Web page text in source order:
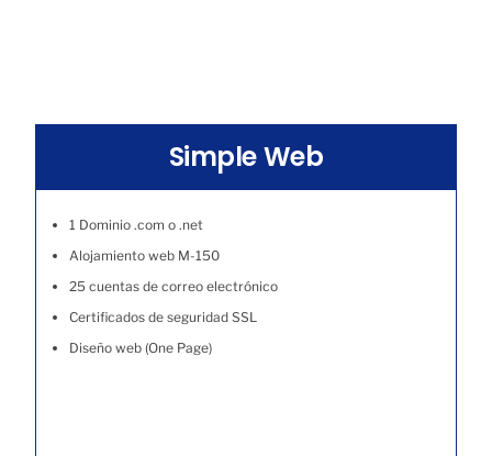
Simple Web
1 Dominio .com o .net
Alojamiento web M-150
25 cuentas de correo electrónico
Certificados de seguridad SSL
Diseño web (One Page)